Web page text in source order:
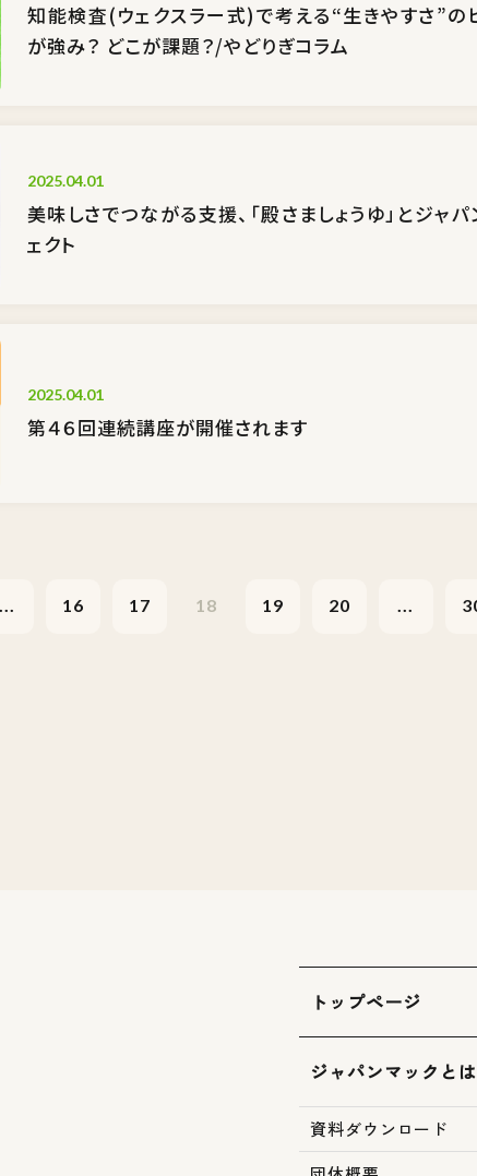
知能検査(ウェクスラー式)で考える“生きやすさ”の
が強み？ どこが課題？/やどりぎコラム
2025.04.01
美味しさでつながる支援、「殿さましょうゆ」とジャ
ェクト
2025.04.01
第４６回連続講座が開催されます
... 16 17 18 19 20 ...
トップページ
ジャパンマックとは
資料ダウンロード